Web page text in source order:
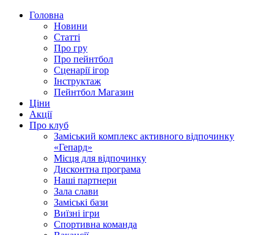
Головна
Новини
Статті
Про гру
Про пейнтбол
Сценарії ігор
Інструктаж
Пейнтбол Магазин
Ціни
Акції
Про клуб
Заміський комплекс активного відпочинку
«Гепард»
Місця для відпочинку
Дисконтна програма
Наші партнери
Зала слави
Заміські бази
Виїзні ігри
Спортивна команда